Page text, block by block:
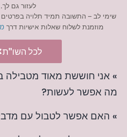
» אני חוששת מאוד מטבילה
מה אפשר לעשות?
» האם אפשר לטבול עם
לעזור גם לך.
שימי לב – התשובה תמיד תלויה
מוזמנת לשלוח שאלות אישיות דרך
לכל השו"ת